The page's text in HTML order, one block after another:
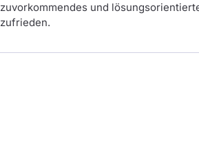
zuvorkommendes und
zufrieden.